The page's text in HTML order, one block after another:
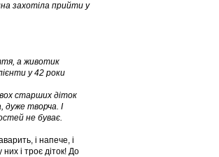
захотіла прийти у
а животик
у 42 роки
двох старших діток
дуже творча. І
не буває.
і напече, і
і троє діток! До